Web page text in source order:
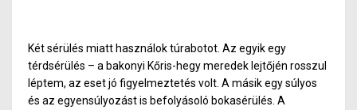
Két sérülés miatt használok túrabotot. Az egyik egy
térdsérülés – a bakonyi Kőris-hegy meredek lejtőjén rosszul
léptem, az eset jó figyelmeztetés volt. A másik egy súlyos
és az egyensúlyozást is befolyásoló bokasérülés. A